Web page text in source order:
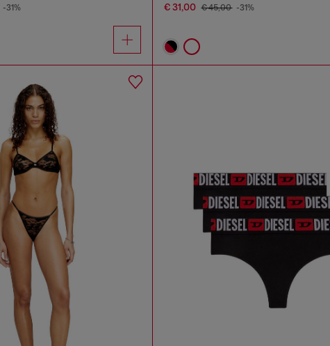
-31% € 31,00 € 45,00 -31%